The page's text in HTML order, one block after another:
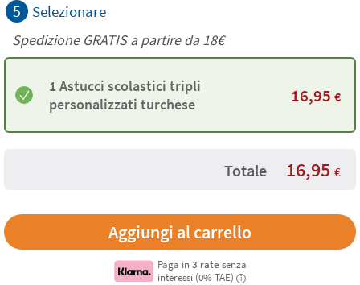
5 Selezionare
Spedizione GRATIS a partire da18€
1 Astucci scolastici tripli
personalizzati turchese
16,95 €
Totale 16,95 €
Paga in 3 rate senza
interessi (0% TAE)
i